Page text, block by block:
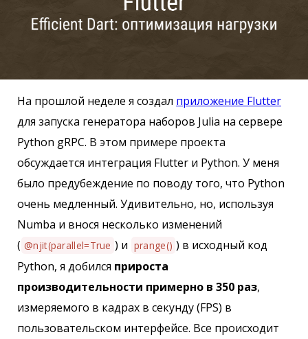
На прошлой неделе я создал приложение Flutter
для запуска генератора наборов Julia на сервере
Python gRPC. В этом примере проекта
обсуждается интеграция Flutter и Python. У меня
было предубеждение по поводу того, что Python
очень медленный. Удивительно, но, используя
Numba и внося несколько изменений
( @njit(parallel=True ) и prange() ) в исходный код
Python, я добился прироста
производительности примерно в 350 раз,
измеряемого в кадрах в секунду (FPS) в
пользовательском интерфейсе. Все происходит